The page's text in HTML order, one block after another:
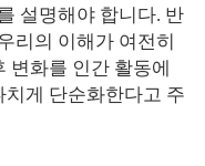
설명해야 합니다. 반
리의 이해가 여전히
변화를 인간 활동에
게 단순화한다고 주